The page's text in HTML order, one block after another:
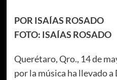
POR ISAÍAS ROSADO
FOTO: ISAÍAS ROSADO
Querétaro, Qro., 14 de
por la música ha llevado